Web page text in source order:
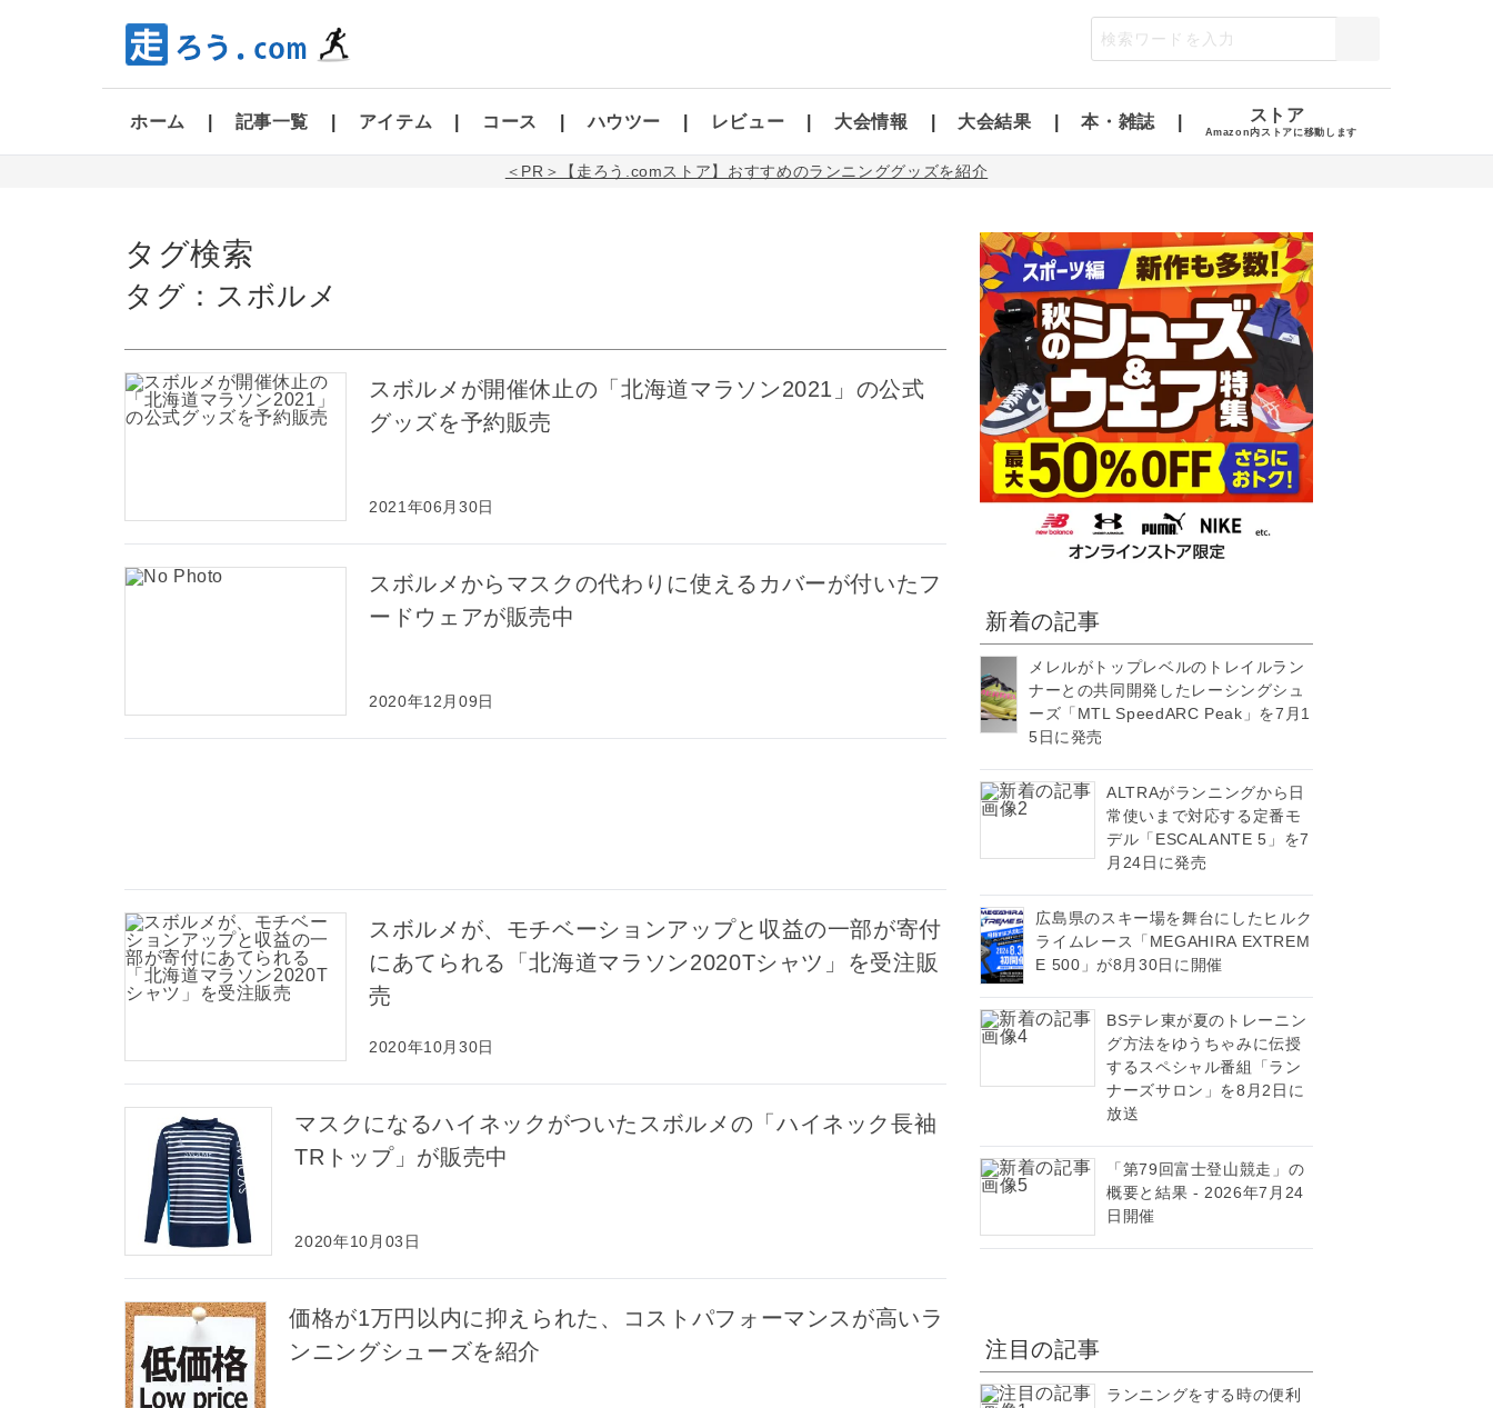
ホーム 記事一覧 アイテム コース ハウツー レビュー 大会情報 大会結果 本・雑誌 ストア
Amazon内ストアに移動します
＜PR＞【走ろう.comストア】おすすめのランニンググッズを紹介
タグ検索
タグ：スボルメ
スボルメが開催休止の「北海道マラソン2021」の公式
グッズを予約販売
2021年06月30日
スボルメからマスクの代わりに使えるカバーが付いたフ
ードウェアが販売中
2020年12月09日
スボルメが、モチベーションアップと収益の一部が寄付
にあてられる「北海道マラソン2020Tシャツ」を受注販
売
2020年10月30日
マスクになるハイネックがついたスボルメの「ハイネック長袖
TRトップ」が販売中
2020年10月03日
価格が1万円以内に抑えられた、コストパフォーマンスが高いラ
ンニングシューズを紹介
新着の記事
メレルがトップレベルのトレイルラン
ナーとの共同開発したレーシングシュ
ーズ「MTL SpeedARC Peak」を7月1
5日に発売
ALTRAがランニングから日
常使いまで対応する定番モ
デル「ESCALANTE 5」を7
月24日に発売
広島県のスキー場を舞台にしたヒルク
ライムレース「MEGAHIRA EXTREM
E 500」が8月30日に開催
BSテレ東が夏のトレーニン
グ方法をゆうちゃみに伝授
するスペシャル番組「ラン
ナーズサロン」を8月2日に
放送
「第79回富士登山競走」の
概要と結果 - 2026年7月24
日開催
注目の記事
ランニングをする時の便利